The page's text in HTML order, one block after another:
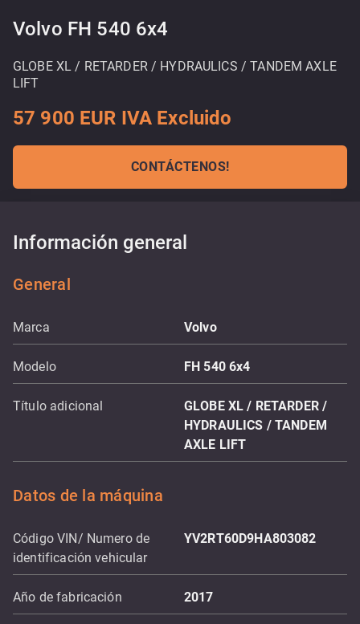
Volvo FH 540 6x4
GLOBE XL / RETARDER / HYDRAULICS / TANDEM AXLE
LIFT
57 900 EUR IVA Excluido
CONTÁCTENOS!
Información general
General
Marca Volvo
Modelo FH 540 6x4
Título adicional
GLOBE XL / RETARDER /
HYDRAULICS / TANDEM
AXLE LIFT
Datos de la máquina
Código VIN/ Numero de
identificación vehicular
YV2RT60D9HA803082
Año de fabricación 2017